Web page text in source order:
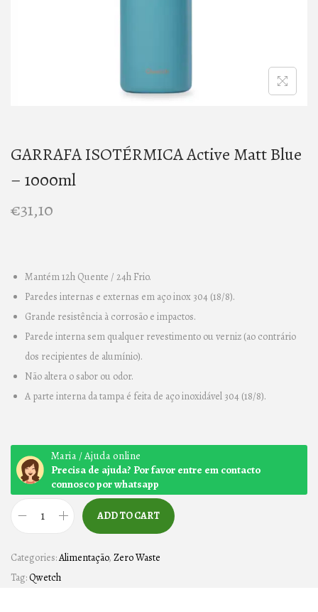
GARRAFA ISOTÉRMICA Active Matt Blue
– 1000ml
€31,10
Mantém 12h Quente / 24h Frio.
Paredes internas e externas em aço inox 304 (18/8).
Grande resistência à corrosão e impactos.
Parede interna sem qualquer revestimento ou verniz (ao contrário
dos recipientes de alumínio).
Não altera o sabor ou odor.
A parte interna da tampa é feita de aço inoxidável 304 (18/8).
Maria / Ajuda online
Precisa de ajuda? Por favor entre em contacto
connosco por whatsapp
G
R
R
ADD TO CART
Categories:Alimentação, Zero Waste
Tag:Qwetch